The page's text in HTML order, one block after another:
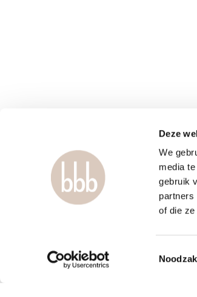
Deze
We
media
gebruik
partners
of die